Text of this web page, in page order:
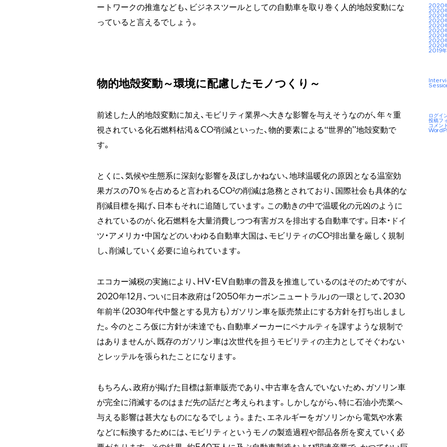
ートワークの推進なども、ビジネスツールとしての自動車を取り巻く人的地殻変動にな
っていると言えるでしょう。
物的地殻変動～環境に配慮したモノつくり～
前述した人的地殻変動に加え、モビリティ業界へ大きな影響を与えそうなのが、年々重
視されている化石燃料枯渇＆CO²削減といった、物的要素による“世界的”地殻変動で
す。
とくに、気候や生態系に深刻な影響を及ぼしかねない、地球温暖化の原因となる温室効
果ガスの70％を占めると言われるCO²の削減は急務とされており、国際社会も具体的な
削減目標を掲げ、日本もそれに追随しています。この動きの中で温暖化の元凶のように
されているのが、化石燃料を大量消費しつつ有害ガスを排出する自動車です。日本・ドイ
ツ・アメリカ・中国などのいわゆる自動車大国は、モビリティのCO²排出量を厳しく規制
し、削減していく必要に迫られています。
エコカー減税の実施により、HV・EV自動車の普及を推進しているのはそのためですが、
2020年12月、ついに日本政府は「2050年カーボンニュートラル」の一環として、2030
年前半（2030年代中盤とする見方も）ガソリン車を販売禁止にする方針を打ち出しまし
た。今のところ仮に方針が未達でも、自動車メーカーにペナルティを課すような規制で
はありませんが、既存のガソリン車は次世代を担うモビリティの主力としてそぐわない
とレッテルを張られたことになります。
もちろん、政府が掲げた目標は新車販売であり、中古車を含んでいないため、ガソリン車
が完全に消滅するのはまだ先の話だと考えられます。しかしながら、特に石油小売業へ
与える影響は甚大なものになるでしょう。また、エネルギーをガソリンから電気や水素
などに転換するためには、モビリティというモノの製造過程や部品各所を変えていく必
2020
2020
2020
2020
2020
2020
2020
2020
2020
2019年
ログイ
投稿フ
コメン